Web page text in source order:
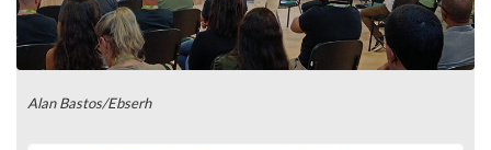
Alan Bastos/Ebserh